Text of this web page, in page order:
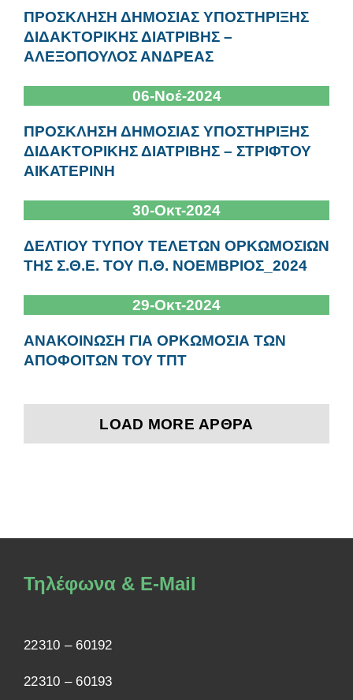
ΠΡΟΣΚΛΗΣΗ ΔΗΜΟΣΙΑΣ ΥΠΟΣΤΗΡΙΞΗΣ
ΔΙΔΑΚΤΟΡΙΚΗΣ ΔΙΑΤΡΙΒΗΣ –
ΑΛΕΞΟΠΟΥΛΟΣ ΑΝΔΡΕΑΣ
06-Νοέ-2024
ΠΡΟΣΚΛΗΣΗ ΔΗΜΟΣΙΑΣ ΥΠΟΣΤΗΡΙΞΗΣ
ΔΙΔΑΚΤΟΡΙΚΗΣ ΔΙΑΤΡΙΒΗΣ – ΣΤΡΙΦΤΟΥ
ΑΙΚΑΤΕΡΙΝΗ
30-Οκτ-2024
ΔΕΛΤΙΟΥ ΤΥΠΟΥ ΤΕΛΕΤΩΝ ΟΡΚΩΜΟΣΙΩΝ
ΤΗΣ Σ.Θ.Ε. ΤΟΥ Π.Θ. ΝΟΕΜΒΡΙΟΣ_2024
29-Οκτ-2024
ΑΝΑΚΟΙΝΩΣΗ ΓΙΑ ΟΡΚΩΜΟΣΙΑ ΤΩΝ
ΑΠΟΦΟΙΤΩΝ ΤΟΥ ΤΠΤ
LOAD MORE ΆΡΘΡΑ
Τηλέφωνα & E-Mail
22310 – 60192
22310 – 60193